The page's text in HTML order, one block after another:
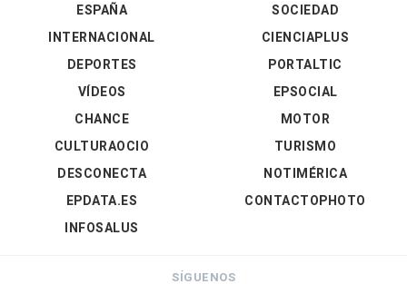
ESPAÑA
INTERNACIONAL
DEPORTES
VÍDEOS
SOCIEDAD
CIENCIAPLUS
PORTALTIC
EPSOCIAL
CHANCE
CULTURAOCIO
DESCONECTA
EPDATA.ES
INFOSALUS
MOTOR
TURISMO
NOTIMÉRICA
CONTACTOPHOTO
SÍGUENOS